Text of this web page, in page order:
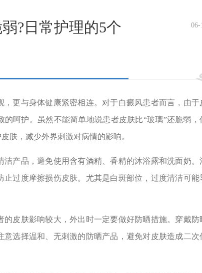
?日常护理的5个
06-
更与身体健康紧密相连。对于白癜风患者而言，由于
呵护。虽然不能简单地说患者皮肤比“玻璃”还脆弱，
肤，减少外界刺激对病情的影响。
产品，避免使用含有酒精、香精的沐浴露和洗面奶。
过度摩擦损伤皮肤。尤其是白斑部位，过度清洁可能
皮肤影响较大，外出时一定要做好防晒措施。穿戴防
选择温和、无刺激的防晒产品，避免对皮肤造成二次